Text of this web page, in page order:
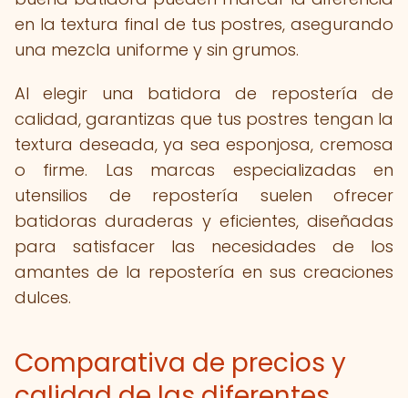
en la textura final de tus postres, asegurando
una mezcla uniforme y sin grumos.
Al elegir una batidora de repostería de
calidad, garantizas que tus postres tengan la
textura deseada, ya sea esponjosa, cremosa
o firme. Las marcas especializadas en
utensilios de repostería suelen ofrecer
batidoras duraderas y eficientes, diseñadas
para satisfacer las necesidades de los
amantes de la repostería en sus creaciones
dulces.
Comparativa de precios y